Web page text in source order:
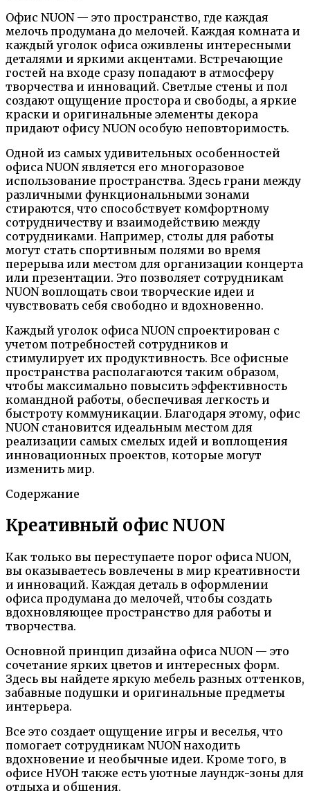
Офис NUON — это пространство, где каждая
мелочь продумана до мелочей. Каждая комната и
каждый уголок офиса оживлены интересными
деталями и яркими акцентами. Встречающие
гостей на входе сразу попадают в атмосферу
творчества и инноваций. Светлые стены и пол
создают ощущение простора и свободы, а яркие
краски и оригинальные элементы декора
придают офису NUON особую неповторимость.
Одной из самых удивительных особенностей
офиса NUON является его многоразовое
использование пространства. Здесь грани между
различными функциональными зонами
стираются, что способствует комфортному
сотрудничеству и взаимодействию между
сотрудниками. Например, столы для работы
могут стать спортивным полями во время
перерыва или местом для организации концерта
или презентации. Это позволяет сотрудникам
NUON воплощать свои творческие идеи и
чувствовать себя свободно и вдохновенно.
Каждый уголок офиса NUON спроектирован с
учетом потребностей сотрудников и
стимулирует их продуктивность. Все офисные
пространства располагаются таким образом,
чтобы максимально повысить эффективность
командной работы, обеспечивая легкость и
быстроту коммуникации. Благодаря этому, офис
NUON становится идеальным местом для
реализации самых смелых идей и воплощения
инновационных проектов, которые могут
изменить мир.
Содержание
Креативный офис NUON
Как только вы переступаете порог офиса NUON,
вы оказываетесь вовлечены в мир креативности
и инноваций. Каждая деталь в оформлении
офиса продумана до мелочей, чтобы создать
вдохновляющее пространство для работы и
творчества.
Основной принцип дизайна офиса NUON — это
сочетание ярких цветов и интересных форм.
Здесь вы найдете яркую мебель разных оттенков,
забавные подушки и оригинальные предметы
интерьера.
Все это создает ощущение игры и веселья, что
помогает сотрудникам NUON находить
вдохновение и необычные идеи. Кроме того, в
офисе НУОН также есть уютные лаундж-зоны для
отдыха и общения.